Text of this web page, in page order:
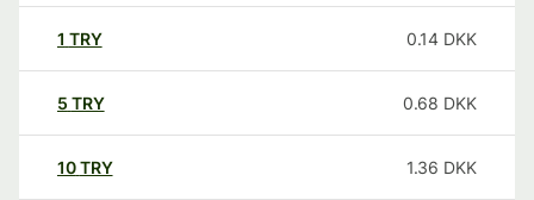
1 TRY 0.14 DKK
5 TRY 0.68 DKK
10TRY 1.36 DKK